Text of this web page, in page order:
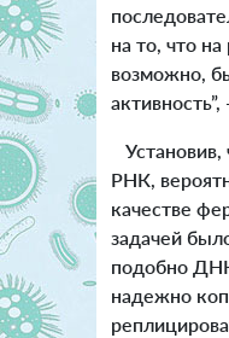
на то, что
возможно,
Установив,
РНК,
качестве
задачей
подобно
надежно